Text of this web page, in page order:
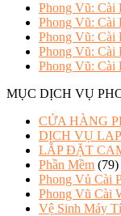
Phong Vũ: Cài
Phong Vũ: Cài
Phong Vũ: Cài
Phong Vũ: Cài
Phong Vũ: Cài
MỤC DỊCH VỤ
CỬA HÀNG
DỊCH VỤ
LẮP ĐẶT
Phần Mềm (79)
Phong Vủ Cài
Phong Vũ Cài
Vệ Sinh Máy